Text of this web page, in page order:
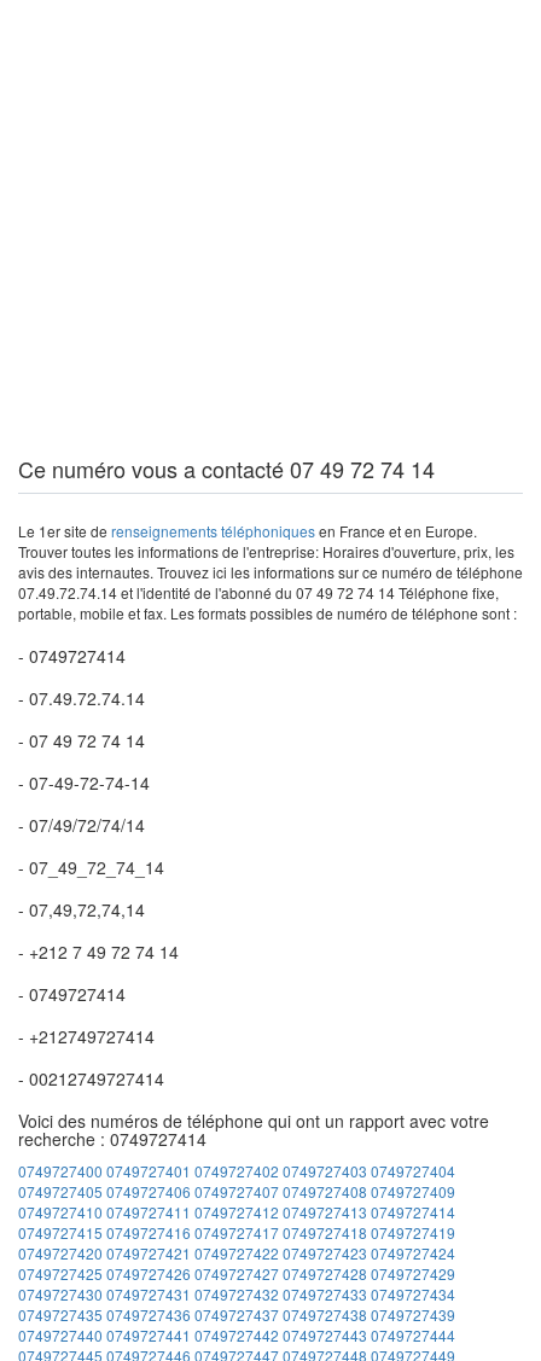
Ce numéro vous a contacté 07 49 72 74 14
Le 1er site de renseignements téléphoniquesen France et en Europe.
Trouver toutes les informations de l'entreprise: Horaires d'ouverture, prix, les
avis des internautes. Trouvez ici les informations sur ce numéro de téléphone
07.49.72.74.14 et l'identité de l'abonné du 07 49 72 74 14 Téléphone fixe,
portable, mobile et fax. Les formats possibles de numéro de téléphone sont :
- 0749727414
- 07.49.72.74.14
- 07 49 72 74 14
- 07-49-72-74-14
- 07/49/72/74/14
- 07_49_72_74_14
- 07,49,72,74,14
- +212 7 49 72 74 14
- 0749727414
- +212749727414
- 00212749727414
Voici des numéros de téléphone qui ont un rapport avec votre
recherche : 0749727414
0749727400 0749727401 0749727402 0749727403 0749727404
0749727405 0749727406 07497274070749727408 0749727409
0749727410 0749727411 0749727412 0749727413 0749727414
0749727415 0749727416 07497274170749727418 0749727419
0749727420 0749727421 0749727422 0749727423 0749727424
0749727425 0749727426 07497274270749727428 0749727429
0749727430 0749727431 0749727432 0749727433 0749727434
0749727435 0749727436 07497274370749727438 0749727439
0749727440 0749727441 0749727442 0749727443 0749727444
0749727445 0749727446 07497274470749727448 0749727449